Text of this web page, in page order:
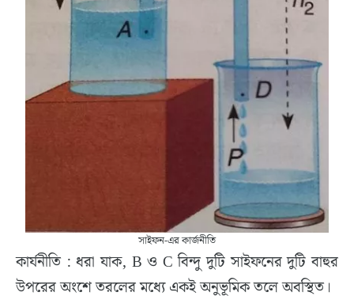
সাইফন-এর কার্জনীতি
কার্যনীতি : ধরা যাক, B ও C বিন্দু দুটি সাইফনের দুটি বাহুর
উপরের অংশে তরলের মধ্যে একই অনুভূমিক তলে অবস্থিত।